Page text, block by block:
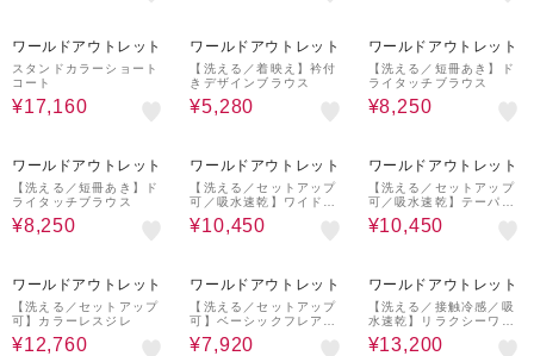
ワールドアウトレット
スタンドカラーショート
コート
¥17,160
ワールドアウトレット
【洗える／着映え】衿付
きデザインブラウス
¥5,280
ワールドアウトレット
【洗える／短冊あき】ド
ライタッチブラウス
¥8,250
ワールドアウトレット
【洗える／短冊あき】ド
ライタッチブラウス
¥8,250
ワールドアウトレット
【洗える／セットアップ
可／吸水速乾】ワイドパ
ンツ
¥10,450
ワールドアウトレット
【洗える／セットアップ
可／吸水速乾】テーパー
ドパンツ
¥10,450
ワールドアウトレット
【洗える／セットアップ
可】カラーレスジレ
¥12,760
ワールドアウトレット
【洗える／セットアップ
可】ベーシックフレアス
カート
¥7,920
ワールドアウトレット
【洗える／接触冷感／吸
水速乾】リラクシーワイ
ドパンツ
¥13,200